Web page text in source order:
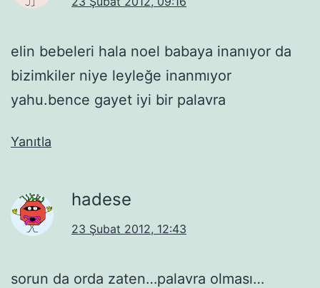
elin bebeleri hala noel babaya inanıyor da
bizimkiler niye leyleğe inanmıyor
yahu.bence gayet iyi bir palavra
Yanıtla
hadese
23 Şubat 2012, 12:43
sorun da orda zaten…palavra olması…